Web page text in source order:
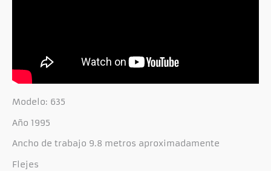
Modelo: 635
Año 1995
Ancho de trabajo 9.8 metros aproximadamente
Flejes